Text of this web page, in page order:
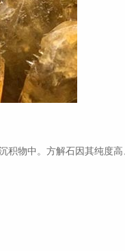
物中。方解石因其纯度高